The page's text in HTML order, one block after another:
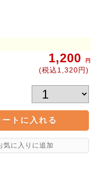
1,200 円
(税込1,320円)